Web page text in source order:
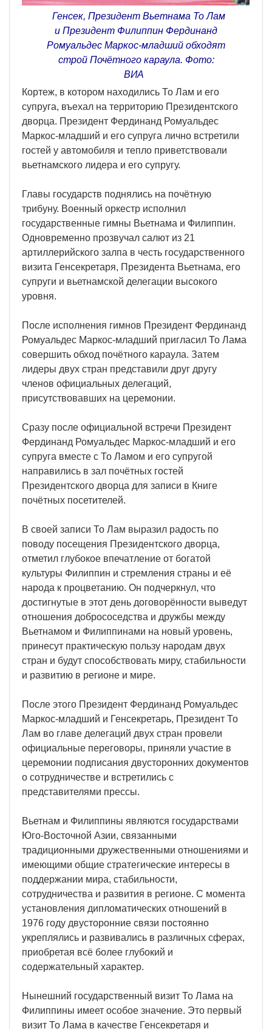
Генсек, Президент Вьетнама То Лам
и Президент Филиппин Фердинанд
Ромуальдес Маркос-младший обходят
строй Почётного караула. Фото:
ВИА
Кортеж, в котором находились То Лам и его
супруга, въехал на территорию Президентского
дворца. Президент Фердинанд Ромуальдес
Маркос-младший и его супруга лично встретили
гостей у автомобиля и тепло приветствовали
вьетнамского лидера и его супругу.
Главы государств поднялись на почётную
трибуну. Военный оркестр исполнил
государственные гимны Вьетнама и Филиппин.
Одновременно прозвучал салют из 21
артиллерийского залпа в честь государственного
визита Генсекретаря, Президента Вьетнама, его
супруги и вьетнамской делегации высокого
уровня.
После исполнения гимнов Президент Фердинанд
Ромуальдес Маркос-младший пригласил То Лама
совершить обход почётного караула. Затем
лидеры двух стран представили друг другу
членов официальных делегаций,
присутствовавших на церемонии.
Сразу после официальной встречи Президент
Фердинанд Ромуальдес Маркос-младший и его
супруга вместе с То Ламом и его супругой
направились в зал почётных гостей
Президентского дворца для записи в Книге
почётных посетителей.
В своей записи То Лам выразил радость по
поводу посещения Президентского дворца,
отметил глубокое впечатление от богатой
культуры Филиппин и стремления страны и её
народа к процветанию. Он подчеркнул, что
достигнутые в этот день договорённости выведут
отношения добрососедства и дружбы между
Вьетнамом и Филиппинами на новый уровень,
принесут практическую пользу народам двух
стран и будут способствовать миру, стабильности
и развитию в регионе и мире.
После этого Президент Фердинанд Ромуальдес
Маркос-младший и Генсекретарь, Президент То
Лам во главе делегаций двух стран провели
официальные переговоры, приняли участие в
церемонии подписания двусторонних документов
о сотрудничестве и встретились с
представителями прессы.
Вьетнам и Филиппины являются государствами
Юго-Восточной Азии, связанными
традиционными дружественными отношениями и
имеющими общие стратегические интересы в
поддержании мира, стабильности,
сотрудничества и развития в регионе. С момента
установления дипломатических отношений в
1976 году двусторонние связи постоянно
укреплялись и развивались в различных сферах,
приобретая всё более глубокий и
содержательный характер.
Нынешний государственный визит То Лама на
Филиппины имеет особое значение. Это первый
визит То Лама в качестве Генсекретаря и